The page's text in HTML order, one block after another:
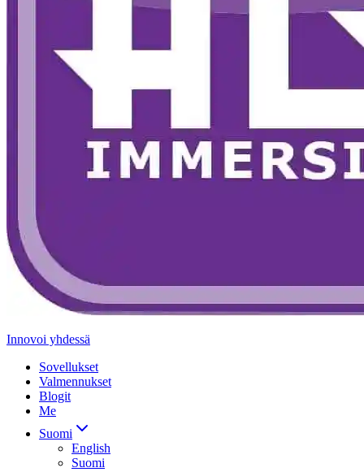
Innovoi yhdessä
Sovellukset
Valmennukset
Blogit
Me
Suomi
English
Suomi